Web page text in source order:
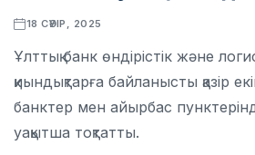
18 СӘУІР, 2025
Ұлттық банк өндірістік және
қиындықтарға байланысты қазір
банктер мен айырбас
уақытша тоқтатты.